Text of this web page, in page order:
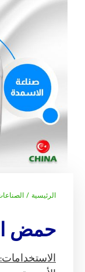
الرئيسية /
حمض
الاستخدامات: